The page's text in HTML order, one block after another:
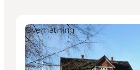
Overnatning